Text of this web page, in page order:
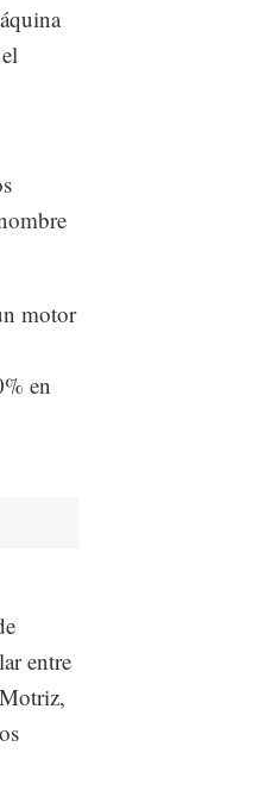
motor
en
entre